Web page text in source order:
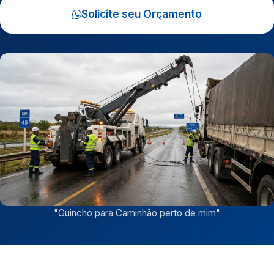
Solicite seu Orçamento
"Guincho para Caminhão perto de mim"